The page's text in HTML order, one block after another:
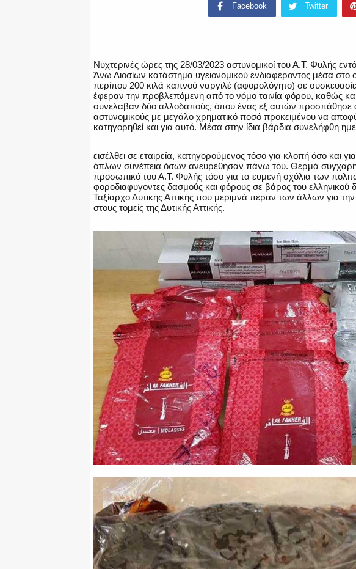
Facebook Twitter
Νυχτερινές ώρες της 28/03/2023 αστυνομικοί του Α.Τ. Φυλής
Άνω Λιοσίων κατάστημα υγειονομικού ενδιαφέροντος μέσα
περίπου 200 κιλά καπνού ναργιλέ (αφορολόγητο) σε
έφεραν την προβλεπόμενη από το νόμο ταινία φόρου, καθώς και
συνελαβαν δύο αλλοδαπούς, όπου ένας εξ αυτών προσπάθησε
αστυνομικούς με μεγάλο χρηματικό ποσό προκειμένου να
κατηγορηθεί και για αυτό. Μέσα στην ίδια βάρδια συνελήφθη
εισέλθει σε εταιρεία, κατηγορούμενος τόσο για κλοπή όσο και
όπλων συνέπεια όσων ανευρέθησαν πάνω του. Θερμά
προσωπικό του Α.Τ. Φυλής τόσο για τα ευμενή σχόλια των
φοροδιαφυγοντες δασμούς και φόρους σε βάρος του ελληνικού
Ταξίαρχο Δυτικής Αττικής που μεριμνά πέραν των άλλων για
στους τομείς της Δυτικής Αττικής.